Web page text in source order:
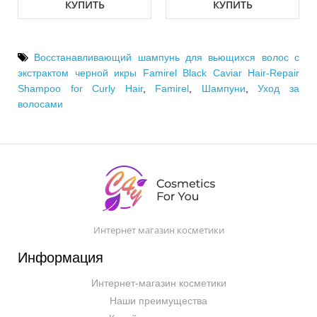
КУПИТЬ КУПИТЬ
Восстанавливающий шампунь для вьющихся волос с
экстрактом черной икры Famirel Black Caviar Hair-Repair
Shampoo for Curly Hair, Famirel Шампуни ,Уход за
волосами
Интернет магазин косметики
Информация
Интернет-магазин косметики
Наши преимущества